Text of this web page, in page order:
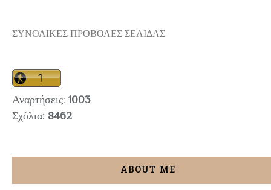
ΣΥΝΟΛΙΚΕΣ ΠΡΟΒΟΛΕΣ ΣΕΛΙΔΑΣ
Αναρτήσεις: 1003
Σχόλια: 8462
ABOUT ME